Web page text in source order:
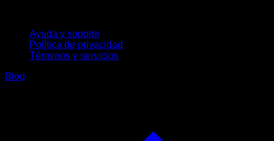
Ayuda y soporte
Política de privacidad
Términos y servicios
Blog